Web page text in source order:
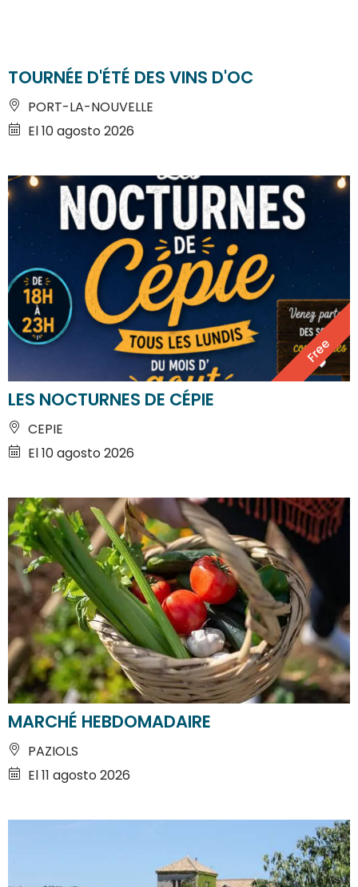
TOURNÉE D'ÉTÉ DES VINS D'OC
PORT-LA-NOUVELLE
El 10 agosto 2026
Free
LES NOCTURNES DE CÉPIE
CEPIE
El 10 agosto 2026
MARCHÉ HEBDOMADAIRE
PAZIOLS
El 11 agosto 2026